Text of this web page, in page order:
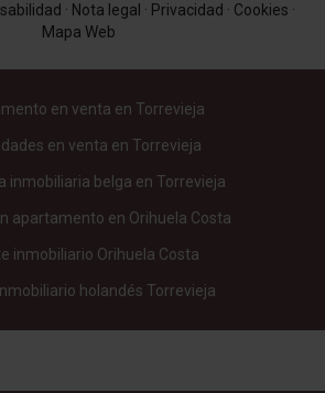
· Nota legal · Privacidad · Cookies ·
Mapa Web
en venta en Torrevieja
en venta en Torrevieja
inmobiliaria belga en Torrevieja
apartamento en Orihuela Costa
inmobiliario Orihuela Costa
holandés Torrevieja